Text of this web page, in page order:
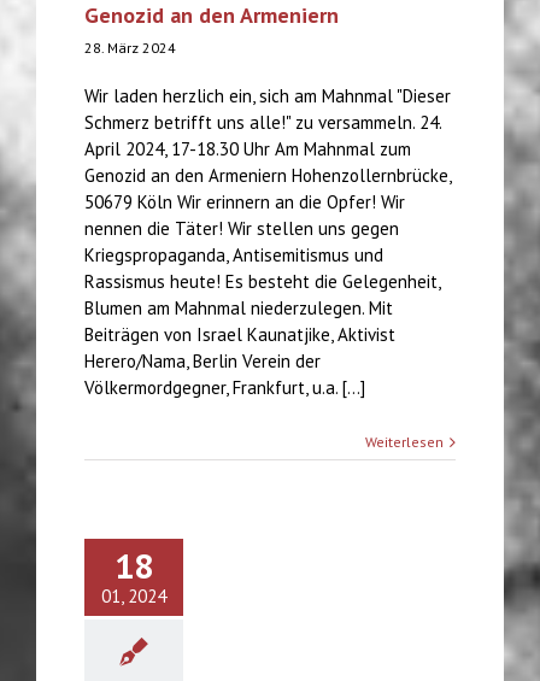
Genozid an den Armeniern
28. März 2024
Wir laden herzlich ein, sich am Mahnmal "Dieser
Schmerz betrifft uns alle!" zu versammeln. 24.
April 2024, 17-18.30 Uhr Am Mahnmal zum
Genozid an den Armeniern Hohenzollernbrücke,
50679 Köln Wir erinnern an die Opfer! Wir
nennen die Täter! Wir stellen uns gegen
Kriegspropaganda, Antisemitismus und
Rassismus heute! Es besteht die Gelegenheit,
Blumen am Mahnmal niederzulegen. Mit
Beiträgen von Israel Kaunatjike, Aktivist
Herero/Nama, Berlin Verein der
Völkermordgegner, Frankfurt, u.a. [...]
Weiterlesen
18
01, 2024